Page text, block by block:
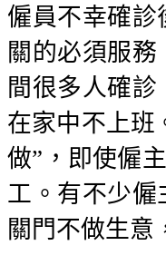
僱員不幸確
關的必須服
間很多人確
在家中不上班
做”，即使僱
工。有不少
關門不做生意